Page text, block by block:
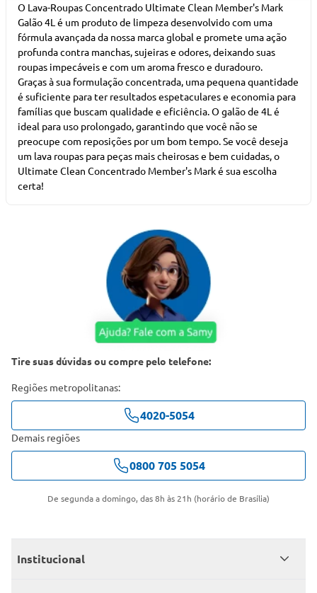
O Lava-Roupas Concentrado Ultimate Clean Member's Mark
Galão 4L é um produto de limpeza desenvolvido com uma
fórmula avançada da nossa marca global e promete uma ação
profunda contra manchas, sujeiras e odores, deixando suas
roupas impecáveis e com um aroma fresco e duradouro.
Graças à sua formulação concentrada, uma pequena quantidade
é suficiente para ter resultados espetaculares e economia para
famílias que buscam qualidade e eficiência. O galão de 4L é
ideal para uso prolongado, garantindo que você não se
preocupe com reposições por um bom tempo. Se você deseja
um lava roupas para peças mais cheirosas e bem cuidadas, o
Ultimate Clean Concentrado Member's Mark é sua escolha
certa!
Tire suas dúvidas ou compre pelo telefone:
Regiões metropolitanas:
4020-5054
Demais regiões
0800 705 5054
De segunda a domingo, das 8h às 21h (horário de Brasília)
Institucional